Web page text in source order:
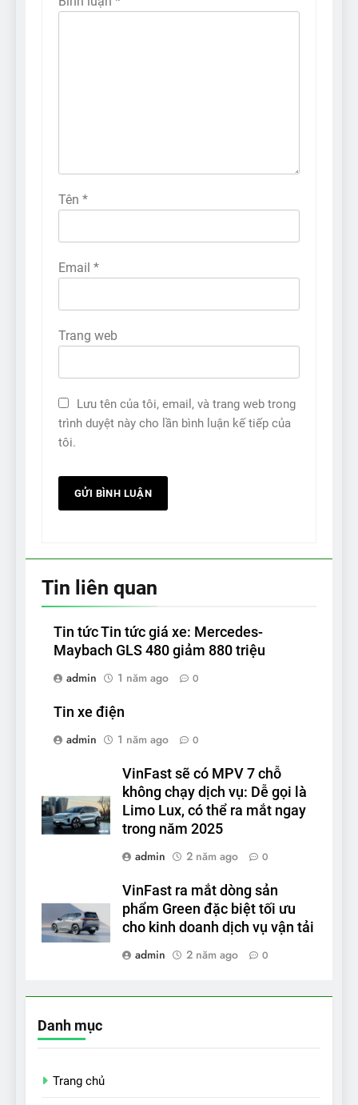
Tên *
Email *
Trang web
Lưu tên của tôi, email, và trang web trong
trình duyệt này cho lần bình luận kế tiếp của
tôi.
Tin liên quan
Tin tức Tin tức giá xe: Mercedes-
Maybach GLS 480 giảm 880 triệu
admin
1 năm ago 0
Tin xe điện
admin
1 năm ago 0
VinFast sẽ có MPV 7 chỗ
không chạy dịch vụ: Dễ gọi là
Limo Lux, có thể ra mắt ngay
trong năm 2025
admin
2 năm ago 0
VinFast ra mắt dòng sản
phẩm Green đặc biệt tối ưu
cho kinh doanh dịch vụ vận tải
admin
2 năm ago 0
Danh mục
Trang chủ